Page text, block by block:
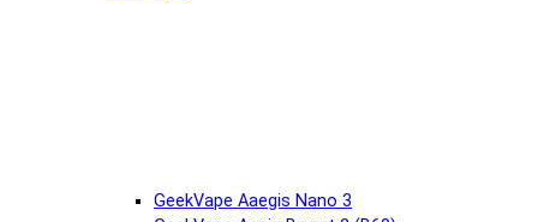
GeekVape Aaegis Nano 3